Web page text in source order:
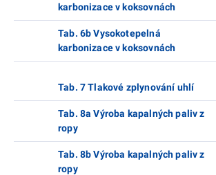
karbonizace v koksovnách
Tab. 6b Vysokotepelná
karbonizace v koksovnách
Tab. 7 Tlakové zplynování uhlí
Tab. 8a Výroba kapalných paliv z
ropy
Tab. 8b Výroba kapalných paliv z
ropy